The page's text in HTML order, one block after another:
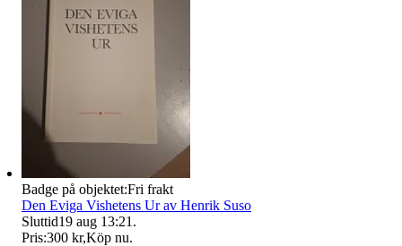
Badge på objektet:Fri frakt
Den Eviga Vishetens Ur av Henrik Suso
Sluttid19 aug 13:21 .
Pris:300 kr,Köp nu.